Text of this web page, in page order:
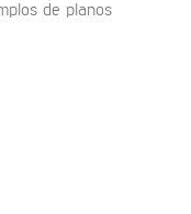
de planos